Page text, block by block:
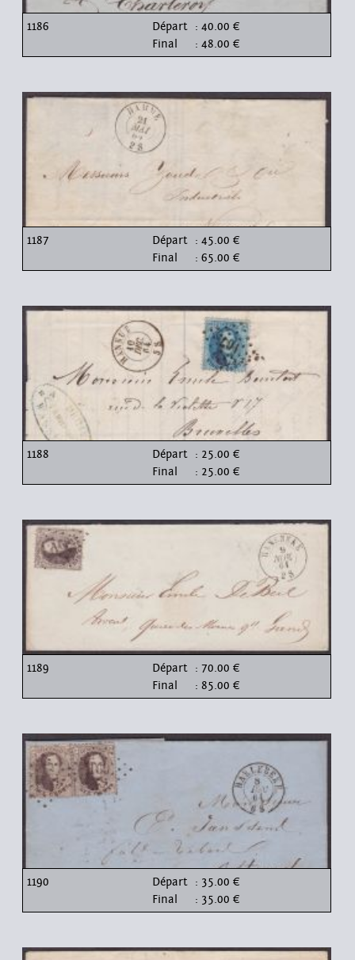
1186 Départ : 40.00 €
Final
: 48.00 €
1187 Départ : 45.00 €
Final
: 65.00 €
1188 Départ : 25.00 €
Final
: 25.00 €
1189 Départ : 70.00 €
Final
: 85.00 €
1190 Départ : 35.00 €
Final
: 35.00 €